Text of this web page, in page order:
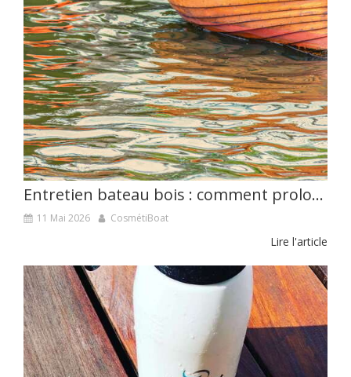
Entretien bateau bois : comment prolonger sa durée de vie
11 Mai 2026 CosmétiBoat
Lire l'article